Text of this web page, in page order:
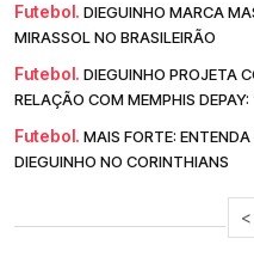
Futebol. DIEGUINHO MARCA
MIRASSOL NO BRASILEIRÃO
Futebol. DIEGUINHO PROJETA
RELAÇÃO COM MEMPHIS DEPAY:
Futebol. MAIS FORTE:
DIEGUINHO NO CORINTHIANS
<